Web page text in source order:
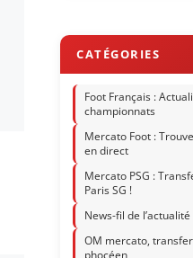
Foot Français :
championnats
Mercato Foot :
en direct
Mercato PSG :
Paris SG !
News-fil de
OM mercato,
phocéen